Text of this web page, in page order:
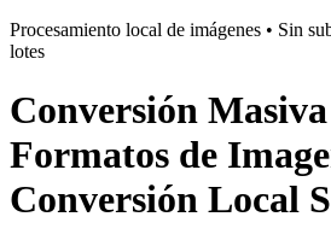
Procesamiento local de imágenes • Sin
lotes
Conversión
Formatos de
Conversión Local